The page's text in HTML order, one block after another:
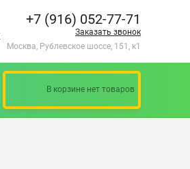
+7 (916) 052-77-71
Заказать звонок
Москва, Рублевское шоссе, 151, к1
В корзине нет товаров